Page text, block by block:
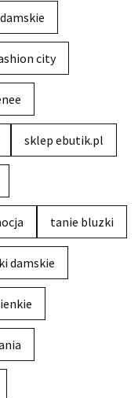
city
sklep ebutik.pl
tanie bluzki
damskie